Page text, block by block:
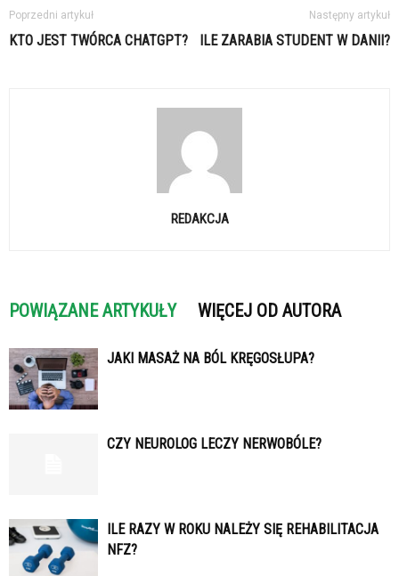
Poprzedni artykuł
KTO JEST TWÓRCA CHATGPT?
Następny artykuł
ILE ZARABIA STUDENT W DANII?
REDAKCJA
POWIĄZANE ARTYKUŁY WIĘCEJ OD AUTORA
JAKI MASAŻ NA BÓL KRĘGOSŁUPA?
CZY NEUROLOG LECZY NERWOBÓLE?
ILE RAZY W ROKU NALEŻY SIĘ REHABILITACJA
NFZ?